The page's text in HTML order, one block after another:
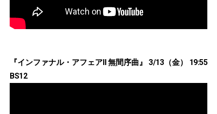
『インファナル・アフェアII 無間序曲』 3/13（金） 19:55
BS12